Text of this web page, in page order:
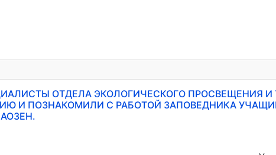
ОТДЕЛА ЭКОЛОГИЧЕСКОГО ПРОСВЕЩЕНИЯ
И ПОЗНАКОМИЛИ С РАБОТОЙ ЗАПОВЕДНИКА